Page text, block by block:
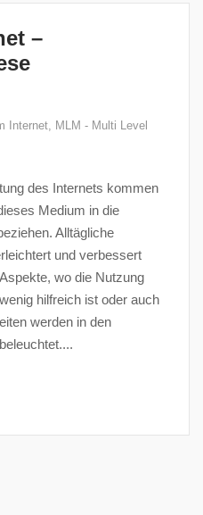
–
Internet, MLM - Multi Level
des Internets kommen
Medium in die
Alltägliche
und verbessert
wo die Nutzung
hilfreich ist oder auch
werden in den